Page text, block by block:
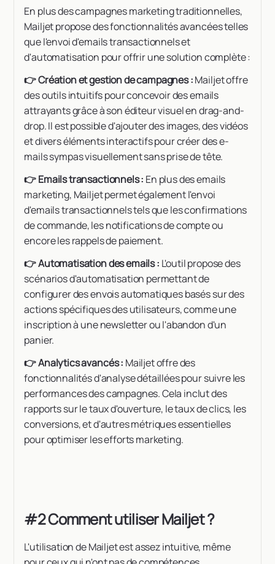
En plus des campagnes marketing traditionnelles,
Mailjet propose des fonctionnalités avancées telles
que l'envoi d'emails transactionnels et
d'automatisation pour offrir une solution complète :
👉 Création et gestion de campagnes :Mailjet offre
des outils intuitifs pour concevoir des emails
attrayants grâce à son éditeur visuel en drag-and-
drop. Il est possible d'ajouter des images, des vidéos
et divers éléments interactifs pour créer des e-
mails sympas visuellement sans prise de tête.
👉 Emails transactionnels : En plus des emails
marketing, Mailjet permet également l'envoi
d'emails transactionnels tels que les confirmations
de commande, les notifications de compte ou
encore les rappels de paiement.
👉 Automatisation des emails : L'outil propose des
scénarios d'automatisation permettant de
configurer des envois automatiques basés sur des
actions spécifiques des utilisateurs, comme une
inscription à une newsletter ou l'abandon d'un
panier.
👉 Analytics avancés : Mailjet offre des
fonctionnalités d'analyse détaillées pour suivre les
performances des campagnes. Cela inclut des
rapports sur le taux d'ouverture, le taux de clics, les
conversions, et d'autres métriques essentielles
pour optimiser les efforts marketing.
#2 Comment utiliser Mailjet ?
L'utilisation de Mailjet est assez intuitive, même